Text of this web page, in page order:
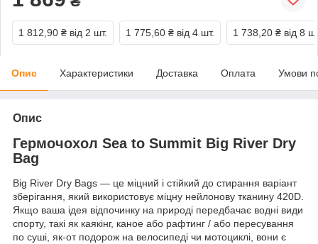
1 812,90 ₴ від 2 шт. 1 775,60 ₴ від 4 шт. 1 738,20 ₴ від 8
Опис Характеристики Доставка Оплата Умови
Опис
Гермочохол Sea to Summit Big River Dry
Bag
Big River Dry Bags — це міцний і стійкий до стирання варіант
зберігання, який використовує міцну нейлонову тканину 420D.
Якщо ваша ідея відпочинку на природі передбачає водні види
спорту, такі як каякінг, каное або рафтинг / або пересування
по суші, як-от подорож на велосипеді чи мотоциклі, вони є